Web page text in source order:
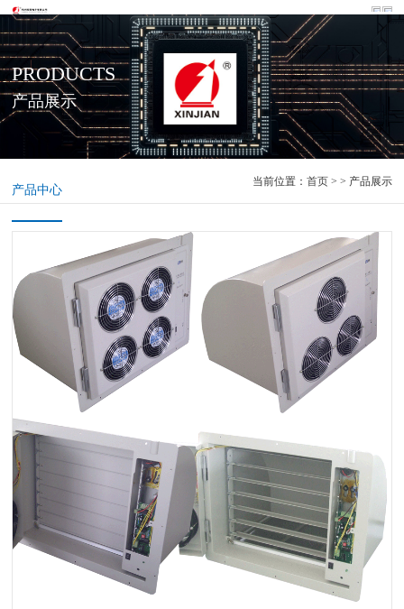
PRODUCTS
产品展示
产品中心
当前位置： 首页> > 产品展示